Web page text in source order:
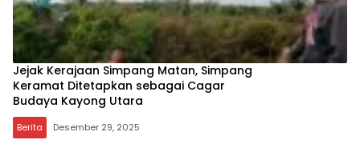
Jejak Kerajaan Simpang Matan, Simpang
Keramat Ditetapkan sebagai Cagar
Budaya Kayong Utara
Berita Desember 29, 2025